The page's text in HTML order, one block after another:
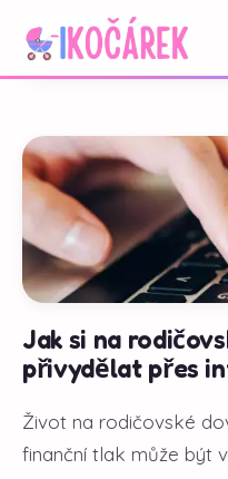
Jak si na
přivydělat přes
Život na rodičovské
finanční tlak může být